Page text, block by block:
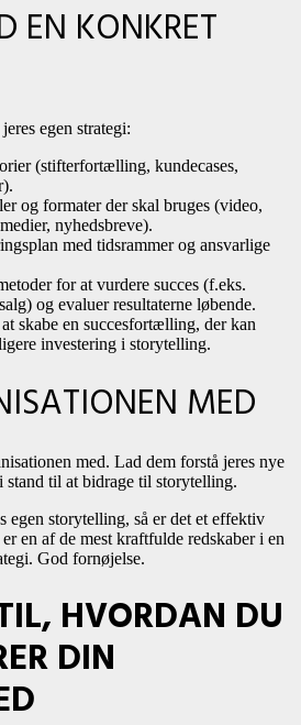
EN KONKRET
egen strategi:
(stifterfortælling, kundecases,
og formater der skal bruges (video,
nyhedsbreve).
med tidsrammer og ansvarlige
for at vurdere succes (f.eks.
og evaluer resultaterne løbende.
skabe en succesfortælling, der kan
investering i storytelling.
MED
med. Lad dem forstå jeres nye
stand til at bidrage til storytelling.
egen storytelling, så er det et effektiv
en af de mest kraftfulde redskaber i en
God fornøjelse.
HVORDAN DU
DIN